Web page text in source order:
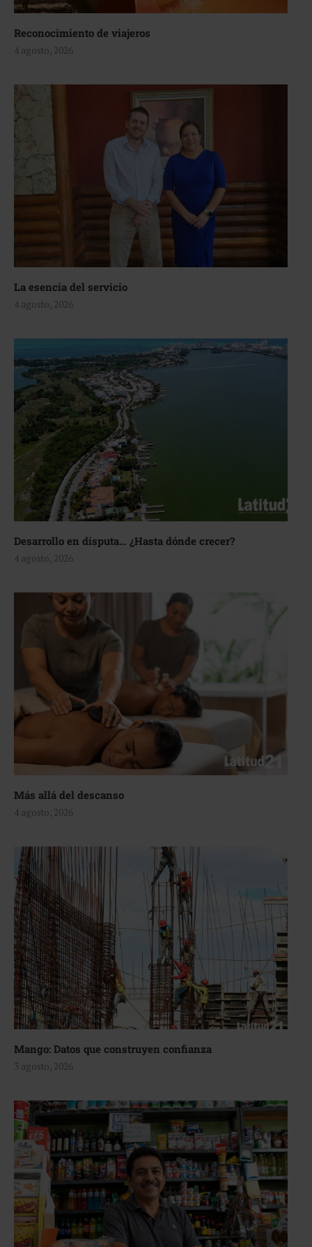
Reconocimiento de viajeros
4 agosto, 2026
La esencia del servicio
4 agosto, 2026
Desarrollo en disputa… ¿Hasta dónde crecer?
4 agosto, 2026
Más allá del descanso
4 agosto, 2026
Mango: Datos que construyen confianza
3 agosto, 2026